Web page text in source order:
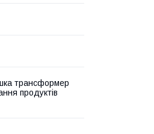
трансформер
продуктів